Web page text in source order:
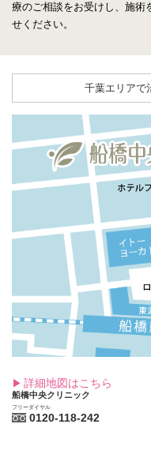
療のご相談をお受けし、施術
せください。
千葉エリアで
詳細地図はこちら
船橋中央クリニック
フリーダイヤル
0120-118-242